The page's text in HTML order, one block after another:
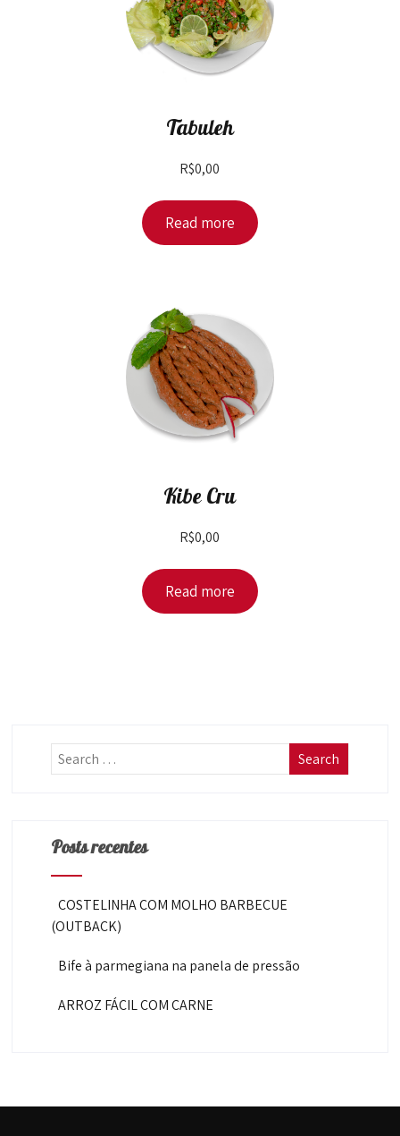
Tabuleh
R$0,00
Read more
Kibe Cru
R$0,00
Read more
Posts recentes
COSTELINHA COM MOLHO BARBECUE
(OUTBACK)
Bife à parmegiana na panela de pressão
ARROZ FÁCIL COM CARNE